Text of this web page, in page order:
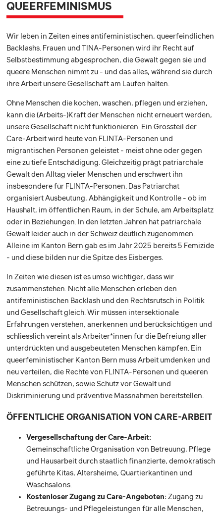
QUEERFEMINISMUS
Wir leben in Zeiten eines antifeministischen, queerfeindlichen
Backlashs. Frauen und TINA-Personen wird ihr Recht auf
Selbstbestimmung abgesprochen, die Gewalt gegen sie und
queere Menschen nimmt zu - und das alles, während sie durch
ihre Arbeit unsere Gesellschaft am Laufen halten.
Ohne Menschen die kochen, waschen, pflegen und erziehen,
kann die (Arbeits-)Kraft der Menschen nicht erneuert werden,
unsere Gesellschaft nicht funktionieren. Ein Grossteil der
Care-Arbeit wird heute von FLINTA-Personen und
migrantischen Personen geleistet - meist ohne oder gegen
eine zu tiefe Entschädigung. Gleichzeitig prägt patriarchale
Gewalt den Alltag vieler Menschen und erschwert ihn
insbesondere für FLINTA-Personen. Das Patriarchat
organisiert Ausbeutung, Abhängigkeit und Kontrolle - ob im
Haushalt, im öffentlichen Raum, in der Schule, am Arbeitsplatz
oder in Beziehungen. In den letzten Jahren hat patriarchale
Gewalt leider auch in der Schweiz deutlich zugenommen.
Alleine im Kanton Bern gab es im Jahr 2025 bereits 5 Femizide
- und diese bilden nur die Spitze des Eisberges.
In Zeiten wie diesen ist es umso wichtiger, dass wir
zusammenstehen. Nicht alle Menschen erleben den
antifeministischen Backlash und den Rechtsrutsch in Politik
und Gesellschaft gleich. Wir müssen intersektionale
Erfahrungen verstehen, anerkennen und berücksichtigen und
schliesslich vereint als Arbeiter*innen für die Befreiung aller
unterdrückten und ausgebeuteten Menschen kämpfen. Ein
queerfeministischer Kanton Bern muss Arbeit umdenken und
neu verteilen, die Rechte von FLINTA-Personen und queeren
Menschen schützen, sowie Schutz vor Gewalt und
Diskriminierung und präventive Massnahmen bereitstellen.
ÖFFENTLICHE ORGANISATION VON CARE-ARBEIT
Vergesellschaftung der Care-Arbeit:
Gemeinschaftliche Organisation von Betreuung, Pflege
und Hausarbeit durch staatlich finanzierte, demokratisch
geführte Kitas, Altersheime, Quartierkantinen und
Waschsalons.
Kostenloser Zugang zu Care-Angeboten:Zugang zu
Betreuungs- und Pflegeleistungen für alle Menschen,